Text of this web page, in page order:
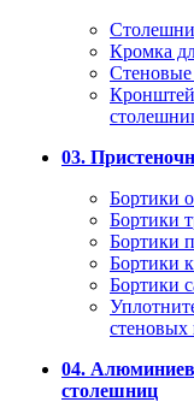
Кромка
03.
Бортики
Бортики
Бортики
Бортики
Бортики
стеновых
04.
столешниц